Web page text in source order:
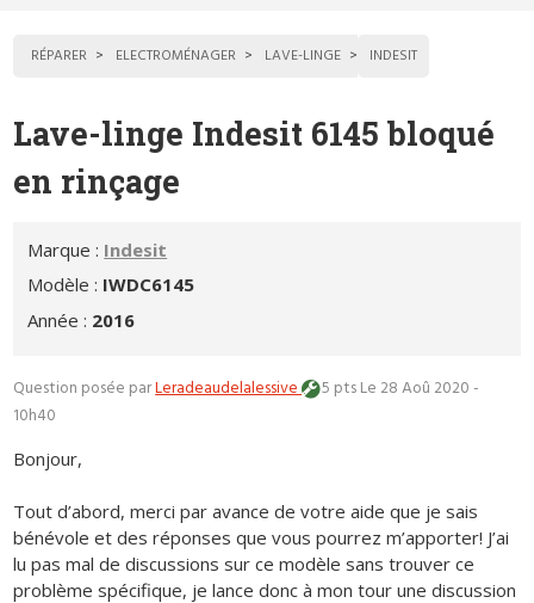
RÉPARER ELECTROMÉNAGER LAVE-LINGE INDESIT
Lave-linge Indesit 6145 bloqué
en rinçage
Marque : Indesit
Modèle : IWDC6145
Année : 2016
Question posée parLeradeaudelalessive 5 ptsLe 28 Aoû 2020 -
10h40
Bonjour,
Tout d’abord, merci par avance de votre aide que je sais
bénévole et des réponses que vous pourrez m’apporter! J’ai
lu pas mal de discussions sur ce modèle sans trouver ce
problème spécifique, je lance donc à mon tour une discussion